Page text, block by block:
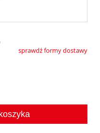
płatności
sprawdź formy dostawy